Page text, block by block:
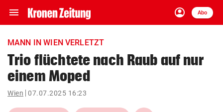
menu Navigation
ein-/ausklappen
account_circle
Anmelden
Abo
close Schließen
account_circle Anmelden
pin_drop
Wien arrow_right
MANN IN WIEN VERLETZT
Trio flüchtete nach Raub auf nur
einem Moped
Wien 07.07.2025 16:23